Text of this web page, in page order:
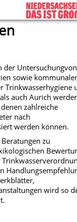
der Untersuchungvon
sowie
Trinkwasserhygiene
auch Aurich
zahlreiche
nach
werden können.
zu
wird so